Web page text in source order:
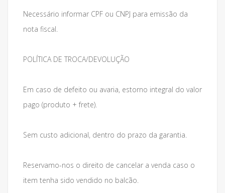
Necessário informar CPF ou CNPJ para emissão da
nota fiscal.
POLÍTICA DE TROCA/DEVOLUÇÃO
Em caso de defeito ou avaria, estorno integral do valor
pago (produto + frete).
Sem custo adicional, dentro do prazo da garantia.
Reservamo-nos o direito de cancelar a venda caso o
item tenha sido vendido no balcão.